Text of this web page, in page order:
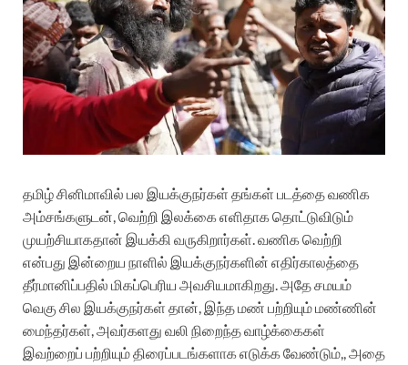
தமிழ் சினிமாவில் பல இயக்குநர்கள் தங்கள் படத்தை வணிக
அம்சங்களுடன், வெற்றி இலக்கை எளிதாக தொட்டுவிடும்
முயற்சியாகதான் இயக்கி வருகிறார்கள். வணிக வெற்றி
என்பது இன்றைய நாளில் இயக்குநர்களின் எதிர்காலத்தை
தீர்மானிப்பதில் மிகப்பெரிய அவசியமாகிறது. அதே சமயம்
வெகு சில இயக்குநர்கள் தான், இந்த மண் பற்றியும் மண்ணின்
மைந்தர்கள், அவர்களது வலி நிறைந்த வாழ்க்கைகள்
இவற்றைப் பற்றியும் திரைப்படங்களாக எடுக்க வேண்டும்,, அதை